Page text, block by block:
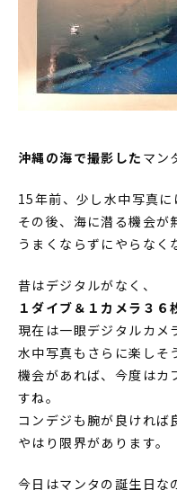
沖縄の海で撮影した マン
15年前、少し水中写真に
その後、海に潜る機会が
うまくならずにやらなく
昔はデジタルがなく、
１ダイブ＆１カメラ３６
現在は一眼デジタルカメ
水中写真もさらに楽しそ
機会があれば、今度はカ
すね。
コンデジも腕が良ければ
やはり限界があります。
今日はマンタの誕生日な